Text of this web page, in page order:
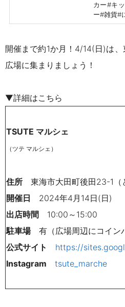
カー#キ
ー#雑貨#
開催まで約1か月！4/14(日)は
広場に集まりましょう！
▼詳細はこちら
TSUTE マルシェ
（ツテ マルシェ）
住所 東海市大田町後田23-1（
開催日 2024年4月14日(日)
出店時間 10:00～15:00
駐車場有（広場周辺にコイン
公式サイト
https://
Instagram
tsute_marche